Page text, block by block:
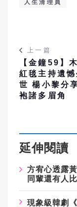
人生清理員
上一篇
【金鐘59】
紅毯主持遺憾
世 楊小黎分
袍諸多眉角
延伸閱讀
方宥心透露
同輩還有人
現象級韓劇